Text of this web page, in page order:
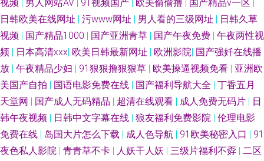
超碰c人人操 国模福利91 日韩AV综合 婷婷五月天成人网 亚洲Av无吗观看 91
不用下载直接看 91情侣视频 91视频资源站 超碰cop 国产色图日 男人的天堂
狠狠干 日韩精品视频播放成人 亚洲AV人人妻人人操 91久久人人操人妻 TS黑
料吃瓜一区二区 国产福利一区二区三区 久久精品干 黄色直播91 日韩视频第
视频 男人网站AV 91视频国产 欧美偷偷撸 国产精品v一区
日韩欧美在线网址 | 污www网址 | 男人看的三级网址 | 日韩久草
视频 | 国产精品1000 | 国产亚洲青草 | 国产午夜免费 | 午夜两性视
频 | 日本高清xxx| 欧美日韩最新网址 | 欧洲影院| 国产强奷在线播
放 | 午夜精品少妇 | 91狠狠撸狠狠草 | 欧美操逼视频免看 | 亚洲欧
美国产自拍 | 国语电影免费在线 | 国产福利导航大全 | 丁香五月
天堂网 | 国产成人无码精品 | 超清在线观看 | 成人免费无码片 | 日
韩午夜视频 | 日韩中文字幕在线 | 狼友福利免费影院 | 伦理电影
免费在线 | 岛国大片怎么下载 | 成人色导航 | 91欧美秘密入口 | 91
夜色私人影院 | 青青草不卡 | 人妖干人妖 | 三级片福利不孬 | 二区